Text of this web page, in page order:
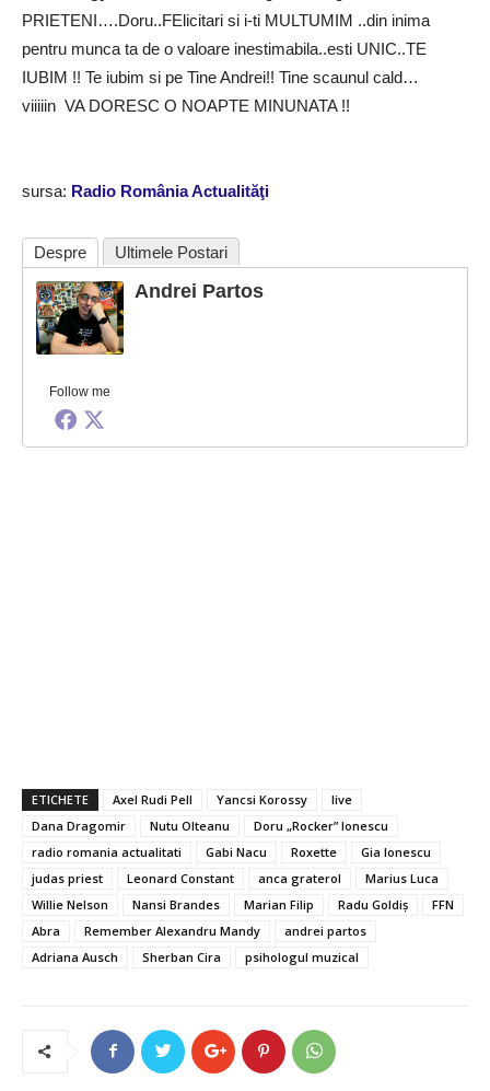
PRIETENI….Doru..FElicitari si i-ti MULTUMIM ..din inima
pentru munca ta de o valoare inestimabila..esti UNIC..TE
IUBIM !! Te iubim si pe Tine Andrei!! Tine scaunul cald…
viiiiin VA DORESC O NOAPTE MINUNATA !!
sursa: Radio România Actualităţi
Despre Ultimele Postari
Follow me
Andrei Partos
ETICHETE Axel Rudi Pell Yancsi Korossy
live
Dana Dragomir
Nutu Olteanu
Doru „Rocker” Ionescu
radio romania actualitati
Gabi Nacu Roxette
Gia Ionescu
judas priest
Leonard Constant anca graterol
Marius Luca
Willie Nelson
Nansi Brandes Marian Filip Radu Goldiş
FFN
Abra
Remember Alexandru Mandy
andrei partos
Adriana Ausch
Sherban Cira psihologul muzical